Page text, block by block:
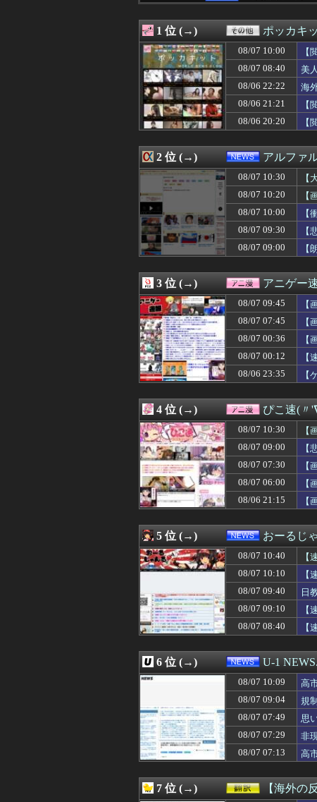
08/07 10:30
【ドラゴンボー
08/07 10:30
【崩壊スターレ
08/07 10:30
パチンコ配信者
08/07 10:29
巨人・高梨雄平
08/07 10:29
韓国サッカー協
08/07 10:29
私「私と結婚し
08/07 10:29
岸田文雄元首相､
08/07 10:28
【画像】今井春
08/07 10:25
【驚愕】風俗で
08/07 10:20
DeNA・松尾汐恩
08/07 10:20
フランス人「欲
08/07 10:20
【画像】この女
08/07 10:20
ナポリタンスパ
08/07 10:19
【画像】メキシ
08/07 10:16
総資産7億円投
08/07 10:16
【国防】被爆者
08/07 10:15
母が「学費を親
08/07 10:15
街の弁当屋さん
08/07 10:15
ワイ人事、意識
08/07 10:12
【物議】参政党
08/07 10:12
【画像】 ラーメ
08/07 10:10
高卒左腕で最速
08/07 10:10
【画像】めるる
08/07 10:10
【速報】中露の
08/07 10:09
高市首相への賛
08/07 10:09
【大注目】サー
08/07 10:09
【画像】この女
08/07 10:07
【画像】日本共
08/07 10:06
【動画像】飛行
08/07 10:06
【艦これ】E3-4
08/07 10:05
【画像】アイド
08/07 10:05
【悲報】アニメ
08/07 10:05
【画像】女子「
08/07 10:05
【DQ6】バーバ
08/07 10:04
声優の植田佳奈
08/07 10:03
【動画】ショー
08/07 10:02
【GジェネE】
08/07 10:01
【悲報】桑田真
08/07 10:01
【ウマ娘】セイ
08/07 10:01
【雑談】ウマス
【サッカー界激
08/07 10:00
【前編】実家が
08/07 10:00
清宮レイの肉厚
08/07 10:00
【艦これ】オオ
08/07 10:00
【悲報】ナフサ
08/07 10:00
【衝撃】毎日新
08/07 10:00
【ラブライブ！
08/07 10:00
【謎】女「43億
横浜M“和製フォ
08/07 10:00
【覇権】原神さ
08/07 10:00
【東大】2年連
08/07 10:00
日本の地震被害
08/07 10:00
ワイ「子供2人目
08/07 10:00
現代版の『ロッ
08/07 10:00
【閲覧注意】工
08/07 09:59
【画像】ネオジ
1 位 (→) ポッカキ
08/07 10:00
【
08/07 08:40
美
08/06 22:22
海
08/06 21:21
【
08/06 20:20
【
2 位 (→) アルファ
08/07 10:30
【
08/07 10:20
【
08/07 10:00
【
08/07 09:30
【
08/07 09:00
【
3 位 (→) アニゲー
08/07 09:45
【
08/07 07:45
【
た
08/07 00:36
【
08/07 00:12
【
08/06 23:35
【
4 位 (→) ぴこ速(〃
08/07 10:30
【
08/07 09:00
【
08/07 07:30
【
08/07 06:00
【
08/06 21:15
【
5 位 (→) おーるじ
08/07 10:40
【
08/07 10:10
【
08/07 09:40
日
て
08/07 09:10
【
08/07 08:40
【
6 位 (→) U-1 NEWS.
08/07 10:09
高
08/07 09:04
規
08/07 07:49
思
08/07 07:29
非
08/07 07:13
高
7 位 (→) 【海外